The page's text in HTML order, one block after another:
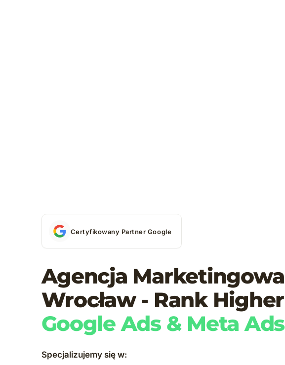
Certyfikowany Partner Google
Agencja Marketingowa
Wrocław - Rank Higher
Google Ads & Meta Ads
Specjalizujemy się w: